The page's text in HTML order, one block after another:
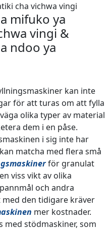
cha vichwa vingi
mifuko ya
vingi &
ndoo ya
kan inte
för att turas om att fylla
olika typer av material
dem i en påse.
i sig inte har
matcha med flera små
för granulat
viss vikt av olika
och andra
den tidigare kräver
mer kostnader.
med stödmaskiner, som